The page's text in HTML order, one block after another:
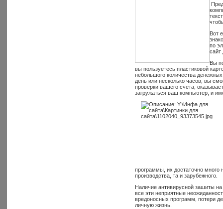
Вот
по
сайт
Вы
вы пользуетесь пластиковой
небольшого количества
день или несколько часов, вы
проверки вашего счета,
загружаться ваш компьютер, и
программы, их достаточно много
производства, та и зарубежного.
Наличие антивирусной зашиты
все эти неприятные
вредоносных программ, потери
личную жизнь.